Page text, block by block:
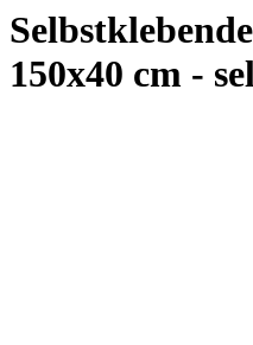
150x40 cm -